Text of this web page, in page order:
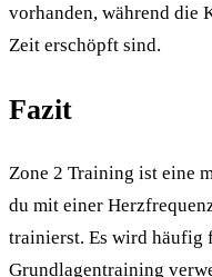
vorhanden, während die
Zeit erschöpft sind.
Fazit
Zone 2 Training ist eine
du mit einer
trainierst. Es wird häufig
Grundlagentraining